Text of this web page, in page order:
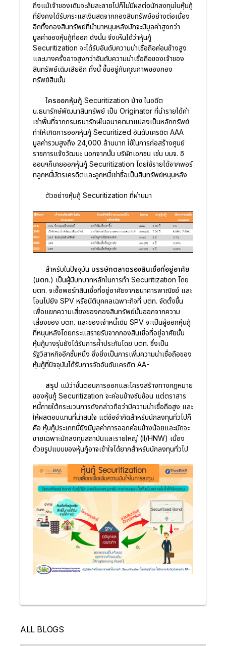
ถึงแม้เจ้าของเดิมจะล้มละลายไปก็ไม่มีผลต่อนักลงทุนในหุ้นกู้
ที่ยังคงได้รับกระแสเงินสดจากกองสินทรัพย์อย่างต่อเนื่อง
อีกทั้งกองสินทรัพย์ที่นำมาหนุนหลังมักจะมีมูลค่าสูงกว่า
มูลค่าของหุ้นกู้ที่ออก ดังนั้น จึงเห็นได้ว่าหุ้นกู้
Securitization จะได้รับอันดับความน่าเชื่อถือค่อนข้างสูง
และบางครั้งอาจสูงกว่าอันดับความน่าเชื่อถือของเจ้าของ
สินทรัพย์เดิมเสียอีก ทั้งนี้ ขึ้นอยู่กับคุณภาพของกอง
ทรัพย์สินนั้น
ใครออกหุ้นกู้ Securitization บ้างในอดีต
บ.ธนารักษ์พัฒนาสินทรัพย์ เป็น Originator ที่นำรายได้ค่า
เช่าพื้นที่จากกรมธนารักษ์ในอนาคตมาแปลงเป็นหลักทรัพย์
ทำให้เกิดการออกหุ้นกู้ Securitized อันดับเครดิต AAA
มูลค่ารวมสูงถึง 24,000 ล้านบาท ใช้ในการก่อสร้างศูนย์
ราชการแจ้งวัฒนะ นอกจากนั้น บริษัทเอกชน เช่น บมจ. อิ
ออนฯก็เคยออกหุ้นกู้ Securitization โดยใช้รายได้จากพอร์
ทลูกหนี้บัตรเครดิตและลูกหนี้เช่าซื้อเป็นสินทรัพย์หนุนหลัง
ตัวอย่างหุ้นกู้ Securitization ที่ผ่านมา
สำหรับในปัจจุบัน บรรษัทตลาดรองสินเชื่อที่อยู่อาศัย
(บตท.) เป็นผู้มีบทบาทหลักในการทำ Securitization โดย
บตท. จะซื้อพอร์ทสินเชื่อที่อยู่อาศัยจากธนาคารพาณิชย์ และ
โอนไปยัง SPV หรือนิติบุคคลเฉพาะกิจที่ บตท. จัดตั้งขึ้น
เพื่อแยกความเสี่ยงของกองสินทรัพย์นั้นออกจากความ
เสี่ยงของ บตท. และของเจ้าหนี้เดิม SPV จะเป็นผู้ออกหุ้นกู้
ที่หนุนหลังโดยกระแสรายรับจากกองสินเชื่อที่อยู่อาศัยนั้น
หุ้นกู้บางรุ่นยังได้รับการค้ำประกันโดย บตท. ซึ่งเป็น
รัฐวิสาหกิจอีกชั้นหนึ่ง ซึ่งยิ่งเป็นการเพิ่มความน่าเชื่อถือของ
หุ้นกู้ที่ปัจจุบันได้รับการจัดอันดับเครดิต AA-
สรุป แม้ว่าขั้นตอนการออกและโครงสร้างทางกฎหมาย
ของหุ้นกู้ Securitization จะค่อนข้างซับซ้อน แต่ตราสาร
หนี้ภายใต้กระบวนการดังกล่าวถือว่ามีความน่าเชื่อถือสูง และ
ให้ผลตอบแทนที่น่าสนใจ แต่ข้อจำกัดสำหรับนักลงทุนทั่วไปก็
คือ หุ้นกู้ประเภทนี้ยังมีมูลค่าการออกค่อนข้างน้อยและมักจะ
ขายเฉพาะนักลงทุนสถาบันและรายใหญ่ (II/HNW) เนื่อง
ด้วยรูปแบบของหุ้นกู้อาจเข้าใจได้ยากสำหรับนักลงทุนทั่วไป
ALL BLOGS